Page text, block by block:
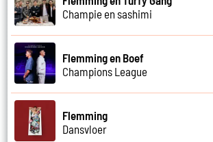
Champie en sashimi
Flemming en Boef
Champions League
Flemming
Dansvloer